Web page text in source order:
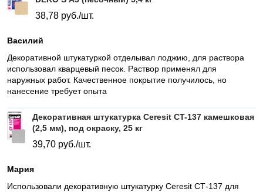
38,78 руб./шт.
Василий
Декоративной штукатуркой отделывал лоджию, для раствора
использовал кварцевый песок. Раствор применял для
наружных работ. Качественное покрытие получилось, но
нанесение требует опыта
Декоративная штукатурка Ceresit CT-137 камешковая
(2,5 мм), под окраску, 25 кг
39,70 руб./шт.
Мария
Использовали декоративную штукатурку Ceresit СТ-137 для